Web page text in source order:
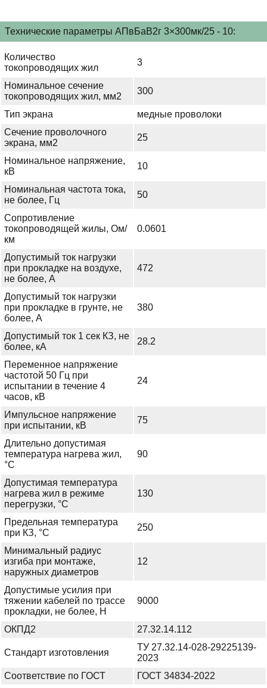
Технические параметры АПвБаВ2г 3×300мк/25 - 10:
Количество
токопроводящих жил
3
Номинальное сечение
токопроводящих жил, мм2
300
Тип экрана
медные проволоки
Сечение проволочного
экрана, мм2
25
Номинальное напряжение,
кВ
10
Номинальная частота тока,
не более, Гц
50
Сопротивление
токопроводящей жилы, Ом/
км
0.0601
Допустимый ток нагрузки
при прокладке на воздухе,
не более, А
472
Допустимый ток нагрузки
при прокладке в грунте, не
более, А
380
Допустимый ток 1 сек КЗ, не
более, кА
28.2
Переменное напряжение
частотой 50 Гц при
испытании в течение 4
часов, кВ
24
Импульсное напряжение
при испытании, кВ
75
Длительно допустимая
температура нагрева жил,
°С
90
Допустимая температура
нагрева жил в режиме
перегрузки, °С
130
Предельная температура
при КЗ, °С
250
Минимальный радиус
изгиба при монтаже,
наружных диаметров
12
Допустимые усилия при
тяжении кабелей по трассе
прокладки, не более, Н
9000
ОКПД2 27.32.14.112
Стандарт изготовления
ТУ 27.32.14-028-29225139-
2023
Соответствие по ГОСТ
ГОСТ 34834-2022